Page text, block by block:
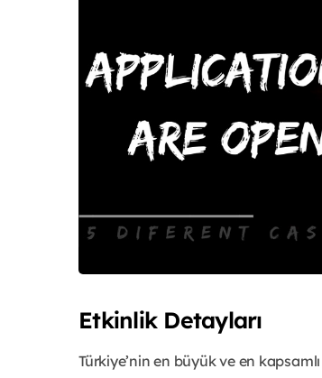
Etkinlik Detayları
Türkiye’nin en büyük ve en kapsamlı